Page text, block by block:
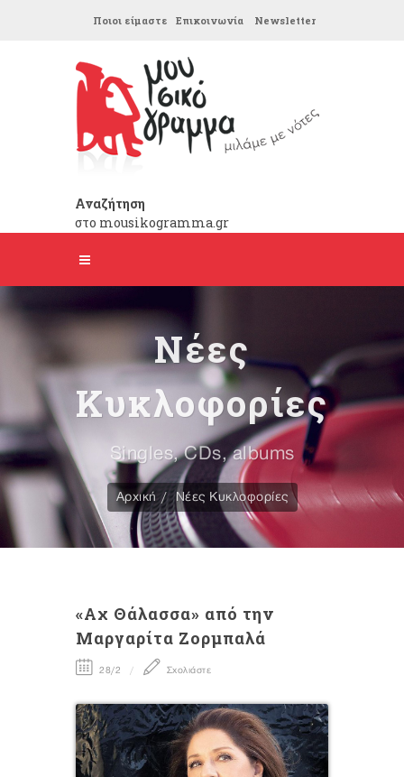
Ποιοι είμαστε Επικοινωνία Newsletter
Αναζήτηση
στο mousikogramma.gr
Νέες
Κυκλοφορίες
Singles, CDs, albums
Αρχική Νέες Κυκλοφορίες
«Αχ Θάλασσα» από την
Μαργαρίτα Ζορμπαλά
28/2 Σχολιάστε